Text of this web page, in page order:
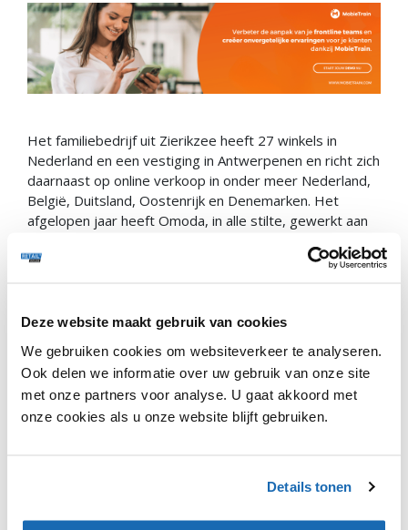
Deze website maakt gebruik van cookies
We gebruiken cookies om websiteverkeer te analyseren.
Ook delen we informatie over uw gebruik van onze site
met onze partners voor analyse. U gaat akkoord met
onze cookies als u onze website blijft gebruiken.
Details tonen
Het familiebedrijf uit Zierikzee heeft 27 winkels in
Nederland en een vestiging in Antwerpenen en richt zich
daarnaast op online verkoop in onder meer Nederland,
België, Duitsland, Oostenrijk en Denemarken. Het
afgelopen jaar heeft Omoda, in alle stilte, gewerkt aan
collectie.
verkrijgbaar. Dat betekent dat de schoenenwinkels van
kleding ook daar wordt toegevoegd.
Jan vertelt over de transitie naar fashion retailer, het
onderscheidend vermogen van Omoda en het voordeel